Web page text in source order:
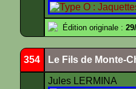
Édition originale :
354 Le Fils de Monte-
Jules LERMINA